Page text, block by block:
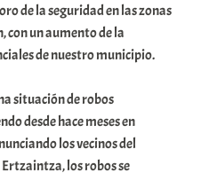
de la seguridad en las zonas
con un aumento de la
de nuestro municipio.
situación de robos
desde hace meses en
los vecinos del
los robos se